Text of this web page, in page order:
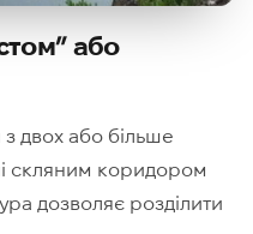
або
двох або більше
скляним коридором
дозволяє розділити